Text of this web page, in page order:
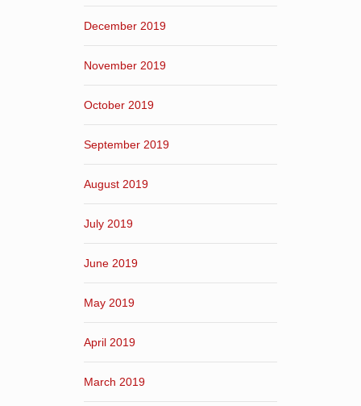
December 2019
November 2019
October 2019
September 2019
August 2019
July 2019
June 2019
May 2019
April 2019
March 2019